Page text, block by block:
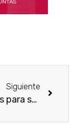
Siguiente
Consejos para ser mujer elegante este verano